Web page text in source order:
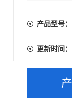
产品型号：
更新时间：